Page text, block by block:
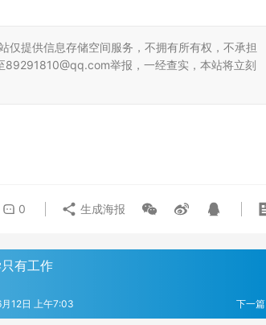
仅提供信息存储空间服务，不拥有所有权，不承担
89291810@qq.com举报，一经查实，本站将立刻
0 生成海报
有工作
下一篇
12日 上午7:03